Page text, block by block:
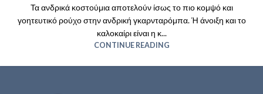
Τα ανδρικά κοστούμια αποτελούν ίσως το πιο κομψό και
γοητευτικό ρούχο στην ανδρική γκαρνταρόμπα. Ή άνοιξη και το
καλοκαίρι είναι η κ...
CONTINUE READING